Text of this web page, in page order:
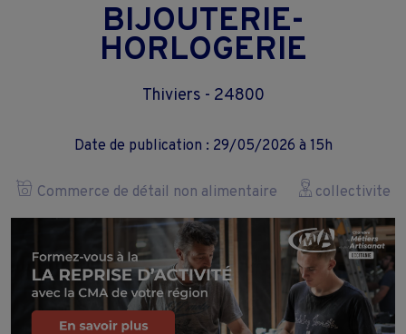
BIJOUTERIE-
HORLOGERIE
Thiviers - 24800
Date de publication : 29/05/2026 à 15h
Commerce de détail non alimentaire collectivite